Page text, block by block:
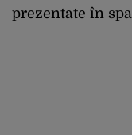
prezentate în